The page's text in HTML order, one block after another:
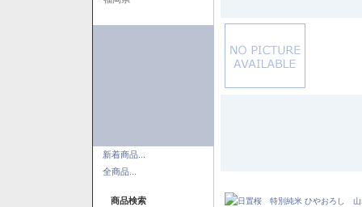
新着商品...
全商品...
商品検索